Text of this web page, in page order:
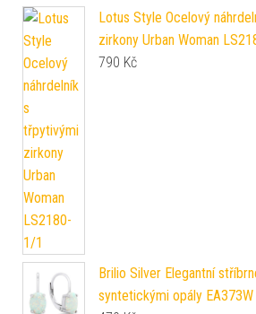
Lotus Style Ocelový
zirkony Urban Woman
790 Kč
Brilio Silver Elegantní
syntetickými opály EA373W